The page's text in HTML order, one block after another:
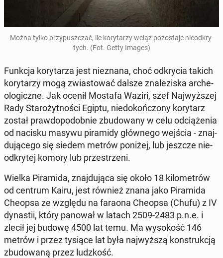
Można tylko przy­pusz­czać, ile ko­ry­ta­rzy wciąż po­zo­sta­je nie­od­kry­
tych. (Fot. Getty Images)
Funkcja ko­ry­ta­rza jest nie­zna­na, choć od­kry­cia takich
ko­ry­ta­rzy mogą zwia­sto­wać dalsze zna­le­zi­ska ar­che­
olo­gicz­ne. Jak ocenił Mostafa Waziri, szef Naj­wyż­szej
Rady Sta­ro­żyt­no­ści Egiptu, nie­do­koń­czo­ny ko­ry­tarz
został praw­do­po­dob­nie zbu­do­wa­ny w celu od­cią­że­nia
od nacisku masywu pi­ra­mi­dy głów­ne­go wejścia - znaj­
du­ją­ce­go się siedem metrów poniżej, lub jeszcze nie­
od­kry­tej komory lub prze­strze­ni.
Wielka Pi­ra­mi­da, znaj­du­ją­ca się około 18 ki­lo­me­trów
od centrum Kairu, jest również znana jako Pi­ra­mi­da
Cheopsa ze względu na faraona Cheopsa (Chufu) z IV
dy­na­stii, który panował w latach 2509-2483 p.n.e. i
zlecił jej budowę 4500 lat temu. Ma wy­so­kość 146
metrów i przez tysiące lat była naj­wyż­szą kon­struk­cją
zbu­do­wa­ną przez ludz­kość.